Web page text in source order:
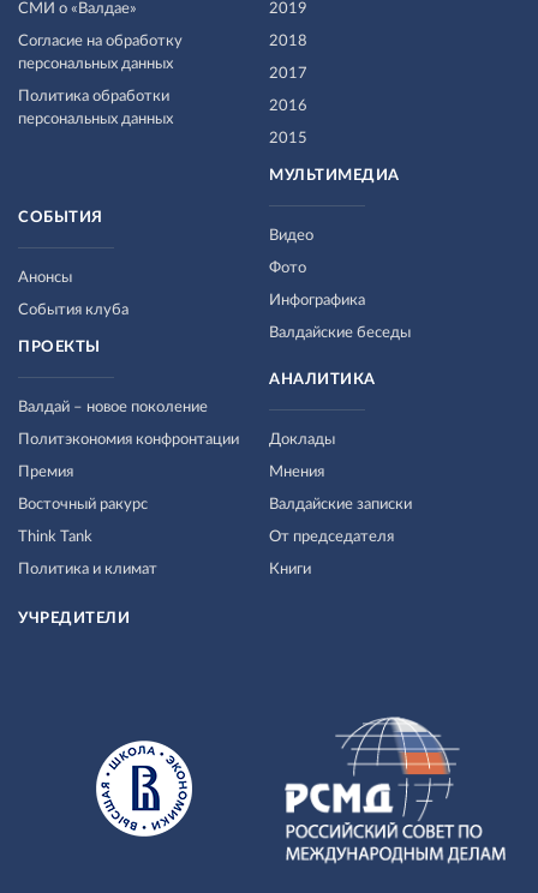
СМИ о «Валдае»
Согласие на обработку
персональных данных
Политика обработки
персональных данных
2019
2018
2017
2016
2015
МУЛЬТИМЕДИА
Видео
Фото
Инфографика
Валдайские беседы
СОБЫТИЯ
Анонсы
События клуба
ПРОЕКТЫ
Валдай – новое поколение
Политэкономия конфронтации
Премия
Восточный ракурс
Think Tank
Политика и климат
АНАЛИТИКА
Доклады
Мнения
Валдайские записки
От председателя
Книги
УЧРЕДИТЕЛИ